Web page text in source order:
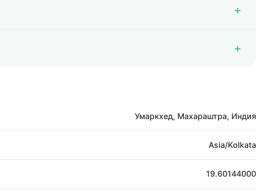
Умаркхед, Махараштра, Индия
Asia/Kolkata
19.60144000